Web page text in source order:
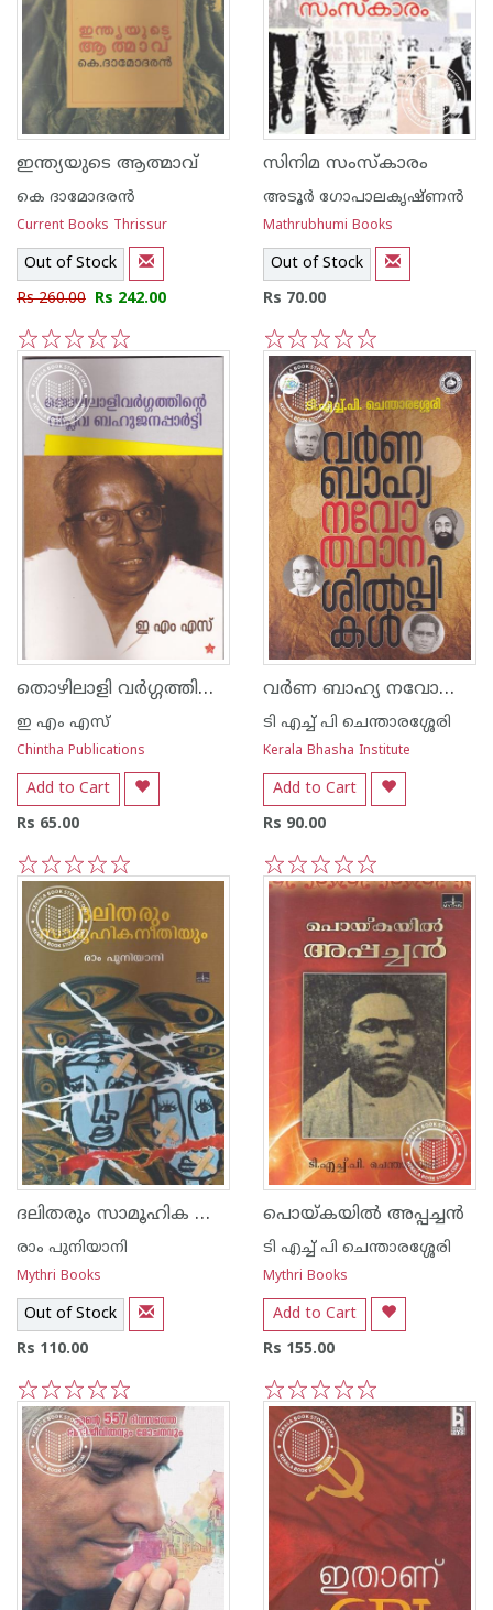
ഇന്ത്യയുടെ ആത്മാവ്
കെ ദാമോദരന്‍
Current Books Thrissur
Out of Stock
Rs 260.00 Rs 242.00
5
4
3
2
1
സിനിമ സംസ്‌കാരം
അടൂര്‍ ഗോപാലകൃഷ്ണന്‍
Mathrubhumi Books
Out of Stock
Rs 70.00
5
4
3
2
1
തൊഴിലാളി വര്‍ഗ്ഗത്തിന്റെ വിപ്ലവ ബഹുജനപ്പാര്‍ട്ടി
ഇ എം എസ്
Chintha Publications
Add to Cart
Rs 65.00
5
4
3
2
1
വര്‍ണ ബാഹ്യ നവോത്ഥാന ശില്‍പ്പികള്‍
ടി എച്ച് പി ചെന്താരശ്ശേരി
Kerala Bhasha Institute
Add to Cart
Rs 90.00
5
4
3
2
1
ദലിതരും സാമൂഹിക നീതിയും
രാം പുനിയാനി
Mythri Books
Out of Stock
Rs 110.00
5
4
3
2
1
പൊയ്കയില്‍ അപ്പച്ചന്‍
ടി എച്ച് പി ചെന്താരശ്ശേരി
Mythri Books
Add to Cart
Rs 155.00
5
4
3
2
1